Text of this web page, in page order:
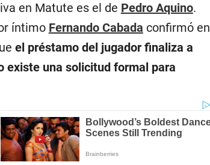
en Matute es el de Pedro Aquino.
íntimo Fernando Cabada confirmó en
el préstamo del jugador finaliza a
existe una solicitud formal para